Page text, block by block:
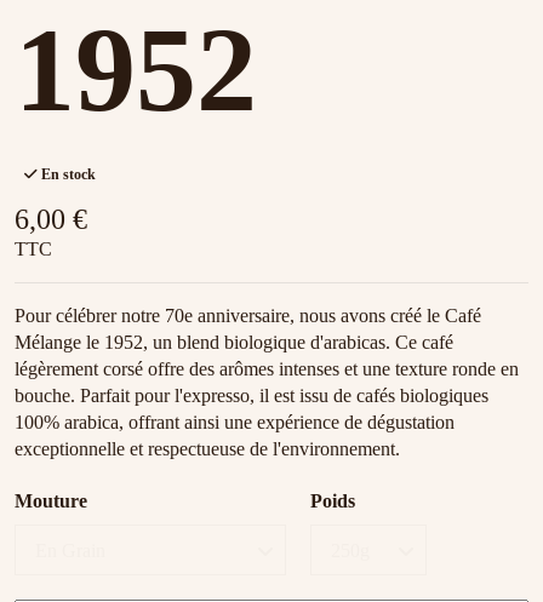
1952
En stock
6,00 €
TTC
Pour célébrer notre 70e anniversaire, nous avons créé le Café
Mélange le 1952, un blend biologique d'arabicas. Ce café
légèrement corsé offre des arômes intenses et une texture ronde en
bouche. Parfait pour l'expresso, il est issu de cafés biologiques
100% arabica, offrant ainsi une expérience de dégustation
exceptionnelle et respectueuse de l'environnement.
Mouture Poids